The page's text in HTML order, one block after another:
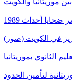
أحداث 1989
في الكويت (صور)
الثانوي بموريتانيا
لتأمين الحدود